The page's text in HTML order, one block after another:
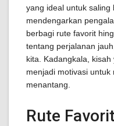
yang ideal untuk saling
mendengarkan
berbagi rute favorit
tentang perjalanan
kita. Kadangkala,
menjadi motivasi
menantang.
Rute